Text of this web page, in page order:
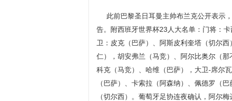
此前巴黎圣日耳曼主帅布兰克公开表示
告。附西班牙世界杯23人大名单：门将：
卫：皮克（巴萨）、阿斯皮利奎塔（切尔
仁），胡安弗兰（马竞）、阿尔比奥尔（
科克（马竞）、哈维（巴萨），大卫-席尔
（巴萨）、卡索拉（阿森纳）、佩德罗（
（切尔西）。葡萄牙足协连夜确认，阿尔